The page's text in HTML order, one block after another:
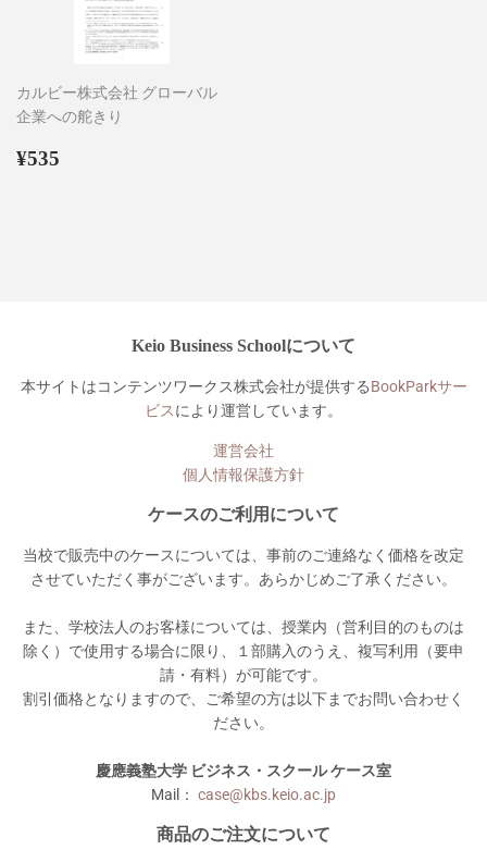
カルビー株式会社 グローバル
企業への舵きり
通
¥535
Keio Business Schoolについて
本サイトはコンテンツワークス株式会社が提供するBookParkサー
ビスにより運営しています。
運営会社
個人情報保護方針
ケースのご利用について
当校で販売中のケースについては、事前のご連絡なく価格を改定
させていただく事がございます。あらかじめご了承ください。
また、学校法人のお客様については、授業内（営利目的のものは
除く）で使用する場合に限り、１部購入のうえ、複写利用（要申
請・有料）が可能です。
割引価格となりますので、ご希望の方は以下までお問い合わせく
ださい。
慶應義塾大学 ビジネス・スクール ケース室
Mail： case@kbs.keio.ac.jp
商品のご注文について